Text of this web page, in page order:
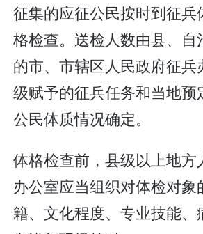
征集的应征公民按时到征兵
格检查。送检人数由县、自
的市、市辖区人民政府征兵
级赋予的征兵任务和当地预
公民体质情况确定。
体格检查前，县级以上地方
办公室应当组织对体检对象
籍、文化程度、专业技能、